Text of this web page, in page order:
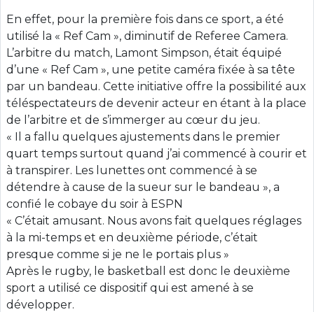
En effet, pour la première fois dans ce sport, a été
utilisé la « Ref Cam », diminutif de Referee Camera.
L’arbitre du match, Lamont Simpson, était équipé
d’une « Ref Cam », une petite caméra fixée à sa tête
par un bandeau. Cette initiative offre la possibilité aux
téléspectateurs de devenir acteur en étant à la place
de l’arbitre et de s’immerger au cœur du jeu.
« Il a fallu quelques ajustements dans le premier
quart temps surtout quand j’ai commencé à courir et
à transpirer. Les lunettes ont commencé à se
détendre à cause de la sueur sur le bandeau », a
confié le cobaye du soir à ESPN
« C’était amusant. Nous avons fait quelques réglages
à la mi-temps et en deuxième période, c’était
presque comme si je ne le portais plus »
Après le rugby, le basketball est donc le deuxième
sport a utilisé ce dispositif qui est amené à se
développer.